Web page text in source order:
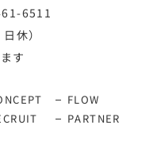
6511
休）
す
FLOW
PARTNER